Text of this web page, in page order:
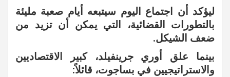
ليؤكد أن اجتماع اليوم سيتبعه أيام صعبة مليئة
بالتطورات القضائية، التي يمكن أن تزيد من
ضعف الشيكل.
بينما علق أوري جرينفيلد، كبير الاقتصاديين
والاستراتيجيين في بساجوت، قائلاً: